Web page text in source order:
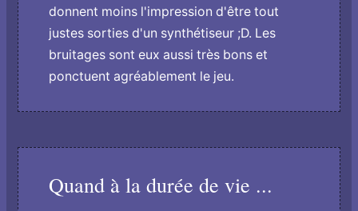
donnent moins l'impression d'être tout
justes sorties d'un synthétiseur ;D. Les
bruitages sont eux aussi très bons et
ponctuent agréablement le jeu.
Quand à la durée de vie ...